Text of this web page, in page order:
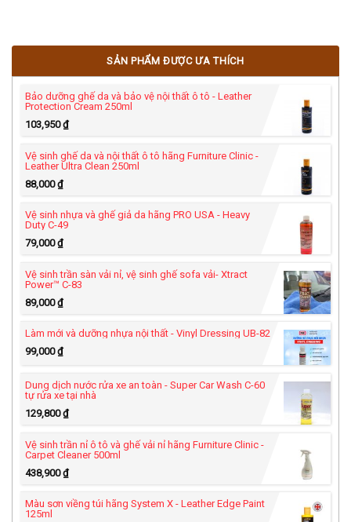
SẢN PHẨM ĐƯỢC ƯA THÍCH
Bảo dưỡng ghế da và bảo vệ nội thất ô tô - Leather
Protection Cream 250ml
103,950₫
Vệ sinh ghế da và nội thất ô tô hãng Furniture Clinic -
Leather Ultra Clean 250ml
88,000₫
Vệ sinh nhựa và ghế giả da hãng PRO USA - Heavy
Duty C-49
79,000₫
Vệ sinh trần sàn vải nỉ, vệ sinh ghế sofa vải- Xtract
Power™ C-83
89,000₫
Làm mới và dưỡng nhựa nội thất - Vinyl Dressing UB-82
99,000₫
Dung dịch nước rửa xe an toàn - Super Car Wash C-60
tự rửa xe tại nhà
129,800₫
Vệ sinh trần nỉ ô tô và ghế vải nỉ hãng Furniture Clinic -
Carpet Cleaner 500ml
438,900₫
Màu sơn viềng túi hãng System X - Leather Edge Paint
125ml
bên trong mà được sơn phủ bên
ngoài của nhà sản xuất.